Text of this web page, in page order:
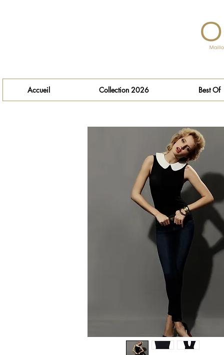
Accueil Collection 2026 Best Of